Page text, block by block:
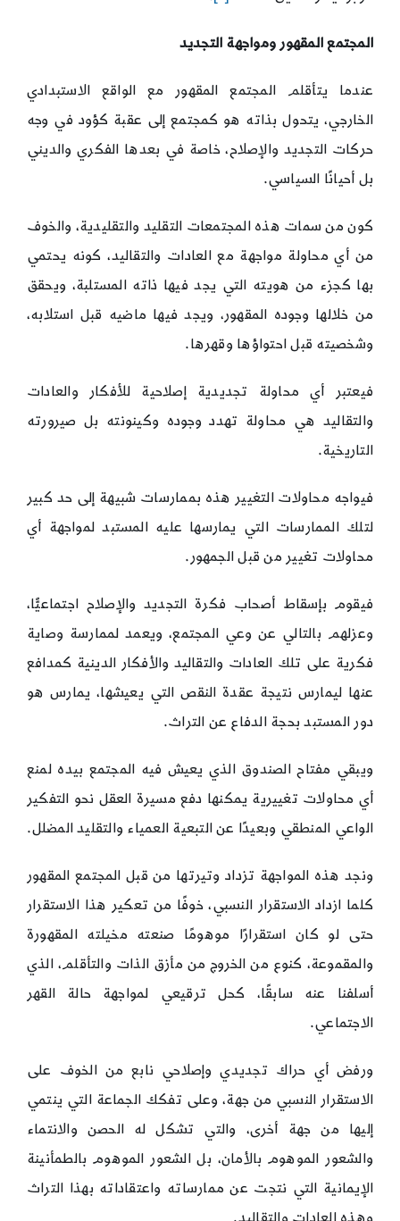
المجتمع المقهور ومواجهة التجديد
عندما يتأقلم المجتمع المقهور مع الواقع الاستبدادي
الخارجي، يتحول بذاته هو كمجتمع إلى عقبة كؤود في وجه
حركات التجديد والإصلاح، خاصة في بعدها الفكري والديني
بل أحيانًا السياسي.
كون من سمات هذه المجتمعات التقليد والتقليدية، والخوف
من أي محاولة مواجهة مع العادات والتقاليد، كونه يحتمي
بها كجزء من هويته التي يجد فيها ذاته المستلبة، ويحقق
من خلالها وجوده المقهور، ويجد فيها ماضيه قبل استلابه،
وشخصيته قبل احتواؤها وقهرها.
فيعتبر أي محاولة تجديدية إصلاحية للأفكار والعادات
والتقاليد هي محاولة تهدد وجوده وكينونته بل صيرورته
التاريخية.
فيواجه محاولات التغيير هذه بممارسات شبيهة إلى حد كبير
لتلك الممارسات التي يمارسها عليه المستبد لمواجهة أي
محاولات تغيير من قبل الجمهور.
فيقوم بإسقاط أصحاب فكرة التجديد والإصلاح اجتماعيًّا،
وعزلهم بالتالي عن وعي المجتمع، ويعمد لممارسة وصاية
فكرية على تلك العادات والتقاليد والأفكار الدينية كمدافع
عنها ليمارس نتيجة عقدة النقص التي يعيشها، يمارس هو
دور المستبد بحجة الدفاع عن التراث.
ويبقي مفتاح الصندوق الذي يعيش فيه المجتمع بيده لمنع
أي محاولات تغييرية يمكنها دفع مسيرة العقل نحو التفكير
الواعي المنطقي وبعيدًا عن التبعية العمياء والتقليد المضلل.
ونجد هذه المواجهة تزداد وتيرتها من قبل المجتمع المقهور
كلما ازداد الاستقرار النسبي، خوفًا من تعكير هذا الاستقرار
حتى لو كان استقرارًا موهومًا صنعته مخيلته المقهورة
والمقموعة، كنوع من الخروج من مأزق الذات والتأقلم، الذي
أسلفنا عنه سابقًا، كحل ترقيعي لمواجهة حالة القهر
الاجتماعي.
ورفض أي حراك تجديدي وإصلاحي نابع من الخوف على
الاستقرار النسبي من جهة، وعلى تفكك الجماعة التي ينتمي
إليها من جهة أخرى، والتي تشكل له الحصن والانتماء
والشعور الموهوم بالأمان، بل الشعور الموهوم بالطمأنينة
الإيمانية التي نتجت عن ممارساته واعتقاداته بهذا التراث